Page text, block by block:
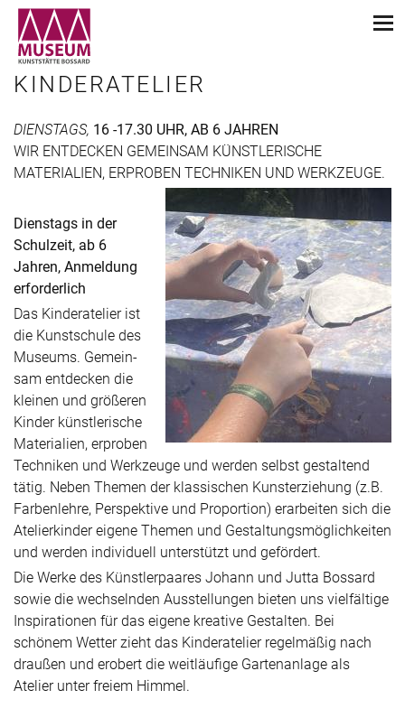
KINDERATELIER
DIENSTAGS, 16 -17.30 UHR, AB 6 JAHREN
WIR ENTDECKEN GEMEINSAM KÜNSTLERISCHE
MATERIALIEN, ERPROBEN TECHNIKEN UND WERKZEUGE.
Dienstags in der
Schulzeit, ab 6
Jahren, Anmeldung
erforderlich
Das Kinderatelier ist
die Kunstschule des
Museums. Gemein­
sam entdecken die
kleinen und größeren
Kinder künstlerische
Materialien, erproben
Techniken und Werkzeuge und werden selbst gestaltend
tätig. Neben Themen der klassischen Kunsterziehung (z.B.
Farbenlehre, Perspektive und Proportion) erarbeiten sich die
Atelierkinder eigene Themen und Gestaltungsmöglichkeiten
und werden individuell unterstützt und gefördert.
Die Werke des Künstlerpaares Johann und Jutta Bossard
sowie die wechselnden Ausstellungen bieten uns vielfältige
Inspirationen für das eigene kreative Gestalten. Bei
schönem Wetter zieht das Kinderatelier regelmäßig nach
draußen und erobert die weitläufige Gartenanlage als
Atelier unter freiem Himmel.